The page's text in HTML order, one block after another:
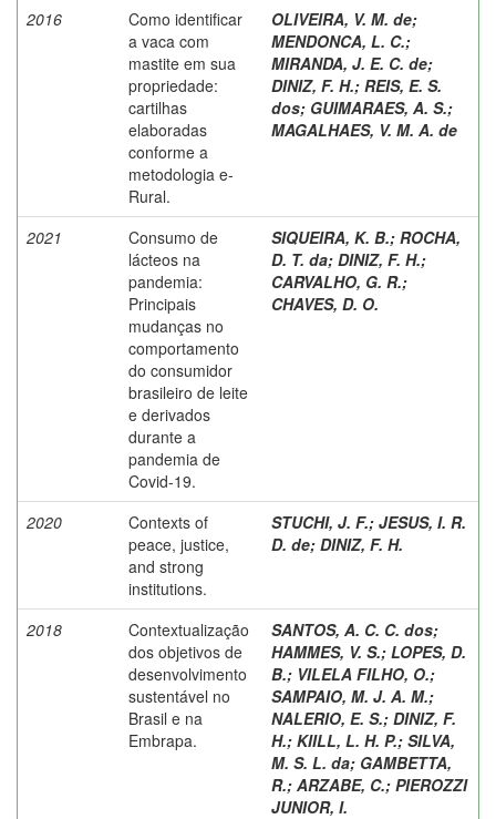
2016
Como identificar
a vaca com
mastite em sua
propriedade:
cartilhas
elaboradas
conforme a
metodologia e-
Rural.
OLIVEIRA, V. M. de;
MENDONCA, L. C.;
MIRANDA, J. E. C. de;
DINIZ, F. H.; REIS, E. S.
dos; GUIMARAES, A. S.;
MAGALHAES, V. M. A. de
2021
Consumo de
lácteos na
pandemia:
Principais
mudanças no
comportamento
do consumidor
brasileiro de leite
e derivados
durante a
pandemia de
Covid-19.
SIQUEIRA, K. B.; ROCHA,
D. T. da; DINIZ, F. H.;
CARVALHO, G. R.;
CHAVES, D. O.
2020
Contexts of
peace, justice,
and strong
institutions.
STUCHI, J. F.; JESUS, I. R.
D. de; DINIZ, F. H.
2018
Contextualização
dos objetivos de
desenvolvimento
sustentável no
Brasil e na
Embrapa.
SANTOS, A. C. C. dos;
HAMMES, V. S.; LOPES, D.
B.; VILELA FILHO, O.;
SAMPAIO, M. J. A. M.;
NALERIO, E. S.; DINIZ, F.
H.; KIILL, L. H. P.; SILVA,
M. S. L. da; GAMBETTA,
R.; ARZABE, C.; PIEROZZI
JUNIOR, I.